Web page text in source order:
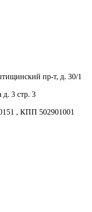
пр-т, д. 30/1
д. 3 стр. 3
, КПП 502901001